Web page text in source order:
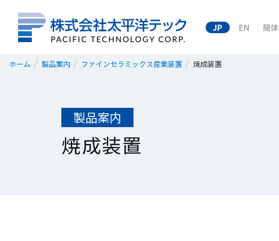
JP EN 簡体
ホーム 製品案内 ファインセラミックス産業装置 焼成装置
製品案内
焼成装置